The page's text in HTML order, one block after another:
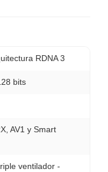
RDNA 3
bits
AV1 y Smart
ventilador -